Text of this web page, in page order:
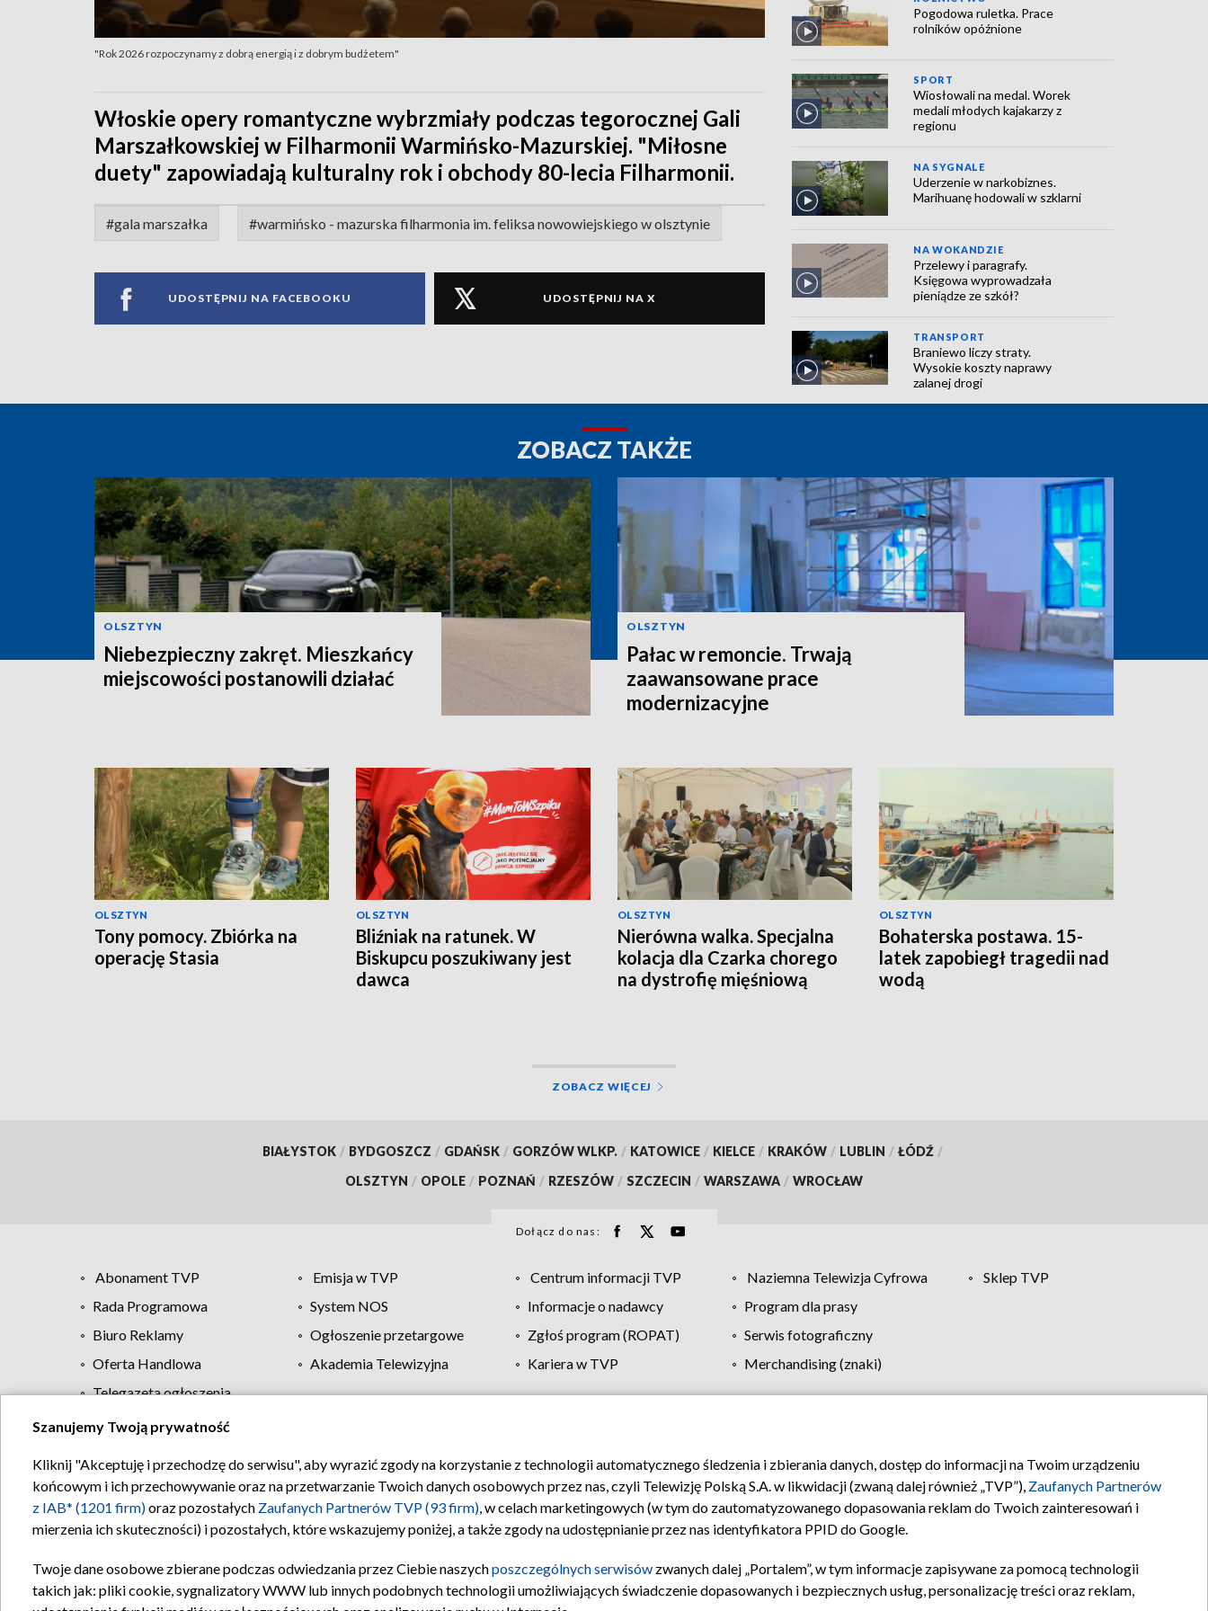
"Rok 2026 rozpoczynamy z dobrą energią i z dobrym budżetem"
Włoskie opery romantyczne wybrzmiały podczas tegorocznej Gali
Marszałkowskiej w Filharmonii Warmińsko-Mazurskiej. "Miłosne
duety" zapowiadają kulturalny rok i obchody 80-lecia Filharmonii.
#gala marszałka #warmińsko - mazurska filharmonia im. feliksa nowowiejskiego w olsztynie
UDOSTĘPNIJ NA FACEBOOKU UDOSTĘPNIJ NA X
Pogodowa ruletka. Prace
rolników opóźnione
SPORT
Wiosłowali na medal. Worek
medali młodych kajakarzy z
regionu
NA SYGNALE
Uderzenie w narkobiznes.
Marihuanę hodowali w szklarni
NA WOKANDZIE
Przelewy i paragrafy.
Księgowa wyprowadzała
pieniądze ze szkół?
TRANSPORT
Braniewo liczy straty.
Wysokie koszty naprawy
zalanej drogi
ZOBACZ TAKŻE
OLSZTYN
Niebezpieczny zakręt. Mieszkańcy
miejscowości postanowili działać
OLSZTYN
Pałac w remoncie. Trwają
zaawansowane prace
modernizacyjne
OLSZTYN
Tony pomocy. Zbiórka na
operację Stasia
OLSZTYN
Bliźniak na ratunek. W
Biskupcu poszukiwany jest
dawca
OLSZTYN
Nierówna walka. Specjalna
kolacja dla Czarka chorego
na dystrofię mięśniową
OLSZTYN
Bohaterska postawa. 15-
latek zapobiegł tragedii nad
wodą
ZOBACZ WIĘCEJ
BIAŁYSTOK / BYDGOSZCZ / GDAŃSK / GORZÓW WLKP. / KATOWICE / KIELCE / KRAKÓW / LUBLIN / ŁÓDŹ /
OLSZTYN / OPOLE / POZNAŃ / RZESZÓW / SZCZECIN / WARSZAWA / WROCŁAW
Dołącz do nas:
Abonament TVP Emisja w TVP Centrum informacji TVP Naziemna Telewizja Cyfrowa
Sklep TVP
Rada Programowa
System NOS Informacje o nadawcy
Program dla prasy
Biuro Reklamy
Ogłoszenie przetargowe Zgłoś program (ROPAT)
Serwis fotograficzny
Oferta Handlowa
Akademia Telewizyjna Kariera w TVP
Merchandising (znaki)
Telegazeta ogłoszenia
Regulamin TVP Polityka prywatności Moje zgody Pomoc Biuro reklamy Kontakt
Szanujemy Twoją prywatność
Kliknij "Akceptuję i przechodzę do serwisu", aby wyrazić zgody na korzystanie z technologii automatycznego śledzenia i zbierania danych, dostęp do informacji na Twoim urządzeniu
końcowym i ich przechowywanie oraz na przetwarzanie Twoich danych osobowych przez nas, czyli Telewizję Polską S.A. w likwidacji (zwaną dalej również „TVP”), Zaufanych Partnerów
z IAB* (1201 firm)oraz pozostałych Zaufanych Partnerów TVP (93 firm), w celach marketingowych (w tym do zautomatyzowanego dopasowania reklam do Twoich zainteresowań i
mierzenia ich skuteczności) i pozostałych, które wskazujemy poniżej, a także zgody na udostępnianie przez nas identyfikatora PPID do Google.
Twoje dane osobowe zbierane podczas odwiedzania przez Ciebie naszychposzczególnych serwisów zwanych dalej „Portalem”, w tym informacje zapisywane za pomocą technologii
takich jak: pliki cookie, sygnalizatory WWW lub innych podobnych technologii umożliwiających świadczenie dopasowanych i bezpiecznych usług, personalizację treści oraz reklam,